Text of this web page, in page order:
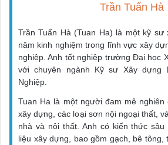
Trần Tuấn Hà
Trần Tuấn Hà (Tuan Ha) là một kỹ sư
năm kinh nghiệm trong lĩnh vực xây
nghiệp. Anh tốt nghiệp trường Đại học
với chuyên ngành Kỹ sư Xây dựng
Nghiệp.
Tuan Ha là một người đam mê
xây dựng, các loại sơn nội ngoại thất,
nhà và nội thất. Anh có kiến thức
liệu xây dựng, bao gồm gạch, bê